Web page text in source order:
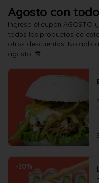
Agosto con
Ingresa el cupón AGOSTO
todos los productos de
otros descuentos. No
agosto. 🎊
-20%